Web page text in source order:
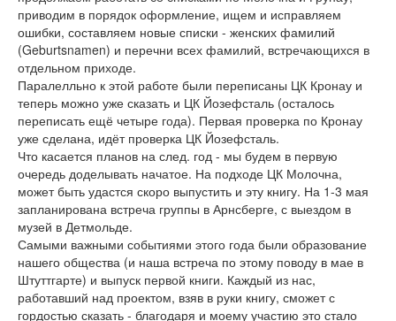
приводим в порядок оформление, ищем и исправляем
ошибки, составляем новые списки - женских фамилий
(Geburtsnamen) и перечни всех фамилий, встречающихся в
отдельном приходе.
Паралелльно к этой работе были переписаны ЦК Кронау и
теперь можно уже сказать и ЦК Йозефсталь (осталось
переписать ещё четыре года). Первая проверка по Кронау
уже сделана, идёт проверка ЦК Йозефсталь.
Что касается планов на след. год - мы будем в первую
очередь доделывать начатое. На подходе ЦК Молочна,
может быть удастся скоро выпустить и эту книгу. На 1-3 мая
запланирована встреча группы в Арнсберге, с выездом в
музей в Детмольде.
Самыми важными событиями этого года были образование
нашего общества (и наша встреча по этому поводу в мае в
Штуттгарте) и выпуск первой книги. Каждый из нас,
работавший над проектом, взяв в руки книгу, сможет с
гордостью сказать - благодаря и моему участию это стало